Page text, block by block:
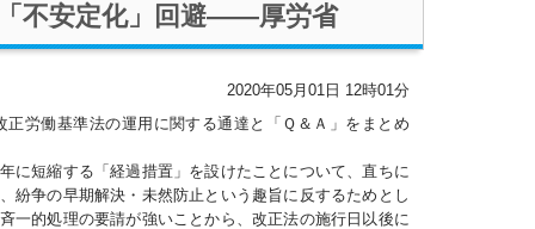
不安定化」回避――厚労省
2020年05月01日 12時01分
労働基準法の運用に関する通達と「Ｑ＆Ａ」をまとめ
に短縮する「経過措置」を設けたことについて、直ちに
紛争の早期解決・未然防止という趣旨に反するためとし
一的処理の要請が強いことから、改正法の施行日以後に